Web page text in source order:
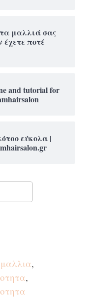
μαλλιά σας
έχετε ποτέ
and tutorial for
εύκολα |
μαλλια,
,